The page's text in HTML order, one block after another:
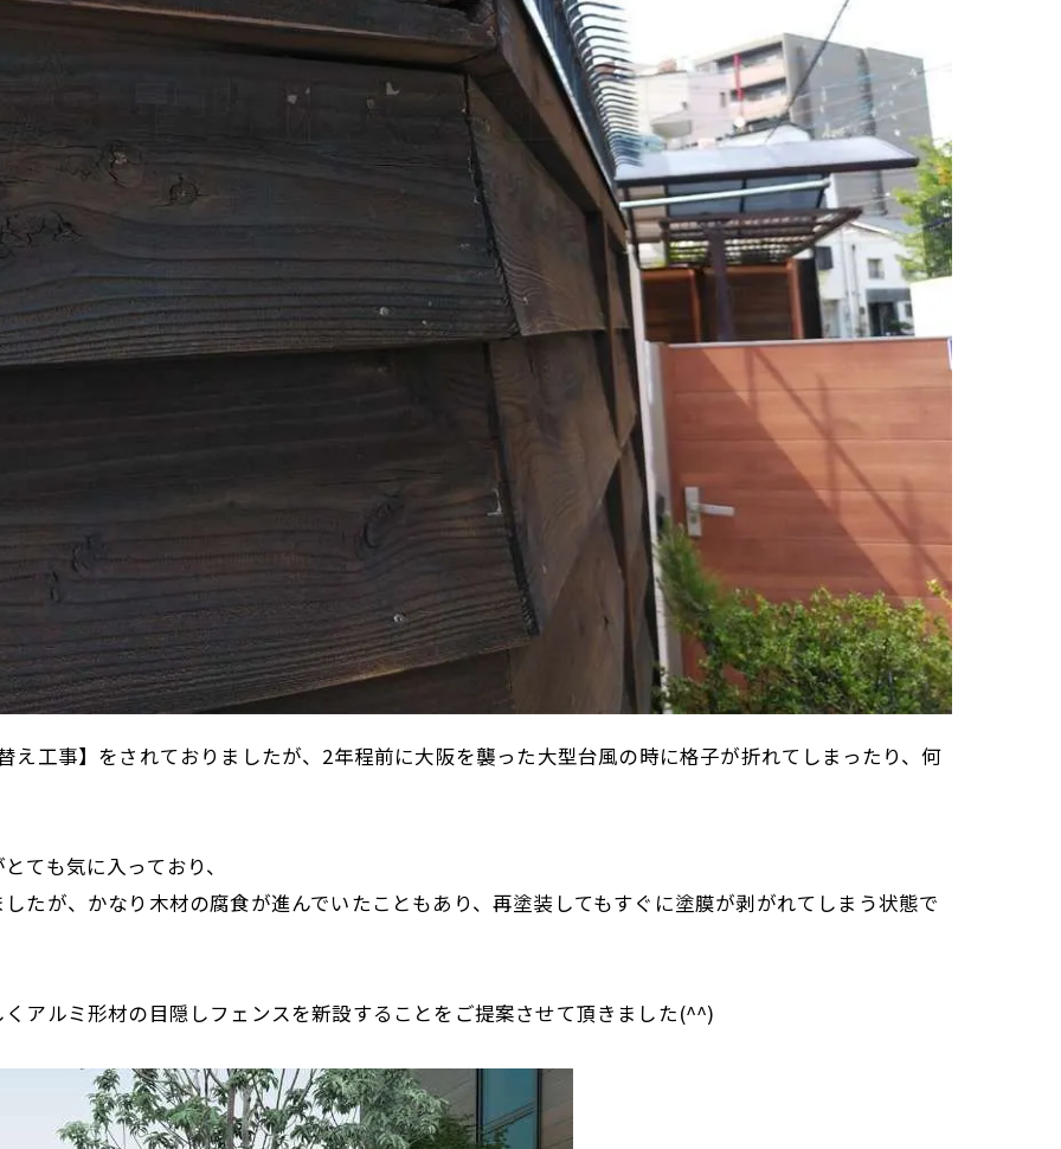
え工事】をされておりましたが、2年程前に大阪を襲った大型台風の時に格子が折れてしまったり、何
ても気に入っており、
たが、かなり木材の腐食が進んでいたこともあり、再塗装してもすぐに塗膜が剥がれてしまう状態で
アルミ形材の目隠しフェンスを新設することをご提案させて頂きました(^^)